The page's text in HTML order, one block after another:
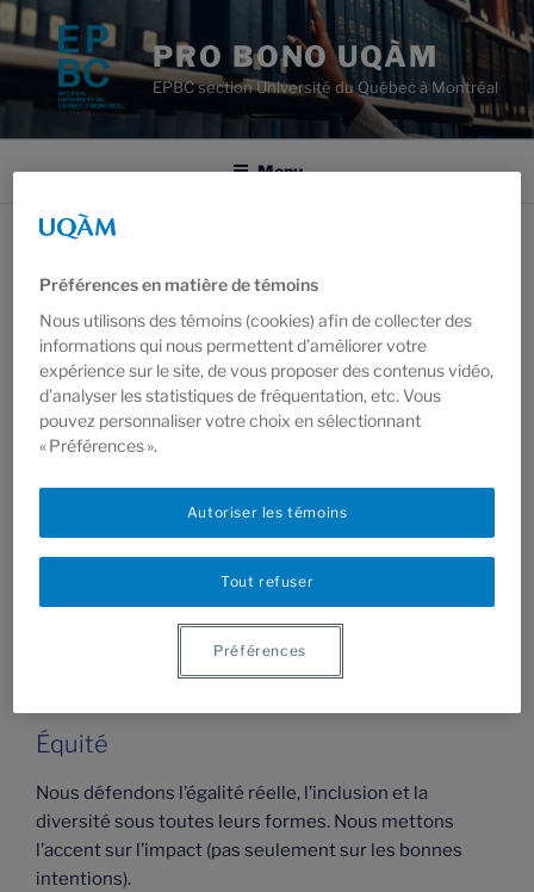
Aller
au
contenu
principal
PRO BONO UQÀM
EPBC section Université du Québec à Montréal
Menu
accessible, où la dignité et les droits de chaque
personne sont respectés. Nous fournissons des
services juridiques gratuits aux personnes et aux
communautés qui se heurtent à des obstacles en
matière d’accès à la justice »
Dignité
Nous croyons que toute personne a droit au respect,
de faire entendre sa voix et à la pleine jouissance de
Équité
Nous défendons l’égalité réelle, l’inclusion et la
diversité sous toutes leurs formes. Nous mettons
l’accent sur l’impact (pas seulement sur les bonnes
intentions).
Préférences en matière de témoins
Nous utilisons des témoins (cookies) afin de collecter des
informations qui nous permettent d’améliorer votre
expérience sur le site, de vous proposer des contenus vidéo,
d’analyser les statistiques de fréquentation, etc. Vous
pouvez personnaliser votre choix en sélectionnant
« Préférences ».
Tout refuser
Autoriser les témoins
Préférences